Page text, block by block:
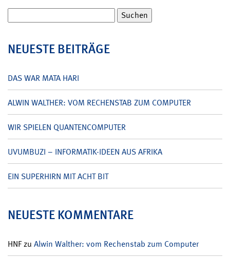
nach:
NEUESTE BEITRÄGE
DAS WAR MATA HARI
ALWIN WALTHER: VOM RECHENSTAB ZUM COMPUTER
WIR SPIELEN QUANTENCOMPUTER
UVUMBUZI – INFORMATIK-IDEEN AUS AFRIKA
EIN SUPERHIRN MIT ACHT BIT
NEUESTE KOMMENTARE
HNFzu Alwin Walther: vom Rechenstab zum Computer